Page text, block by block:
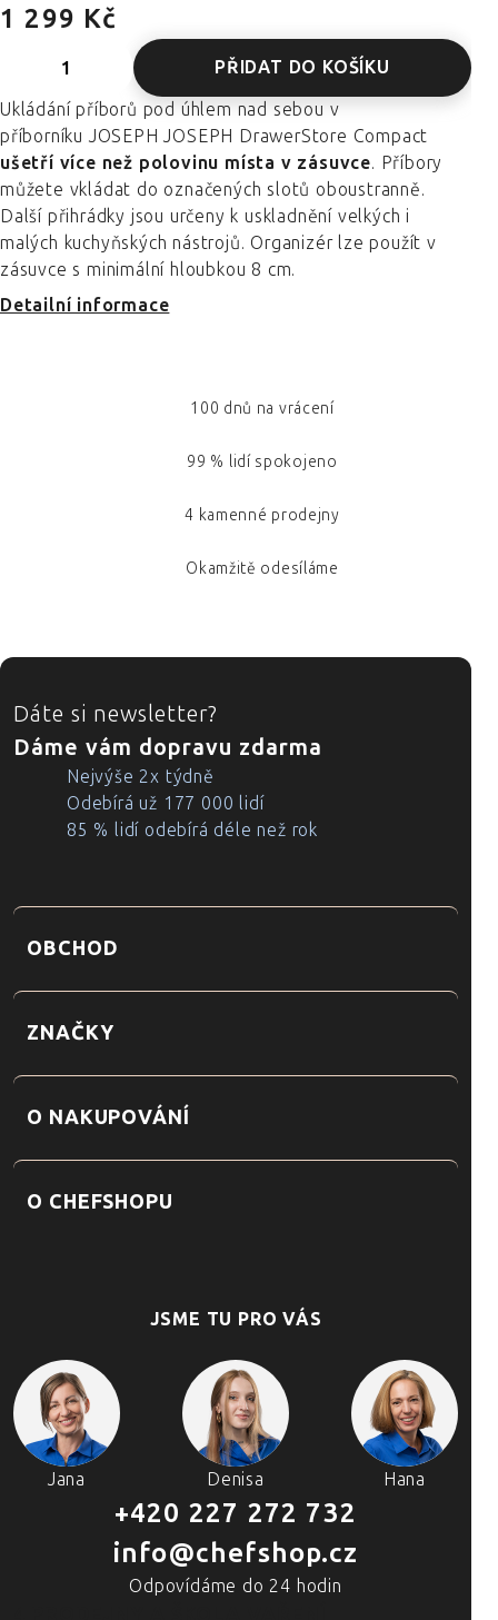
1 299 Kč
PŘIDAT DO KOŠÍKU
Ukládání příborů pod úhlem nad sebou v
příborníku JOSEPH JOSEPH DrawerStore Compact
ušetří více než polovinu místa v zásuvce. Příbory
můžete vkládat do označených slotů oboustranně.
Další přihrádky jsou určeny k uskladnění velkých i
malých kuchyňských nástrojů. Organizér lze použít v
zásuvce s minimální hloubkou 8 cm.
Detailní informace
100 dnů na vrácení
99 % lidí spokojeno
4 kamenné prodejny
Okamžitě odesíláme
ZÁPATÍ
Dáte si newsletter?
Dáme vám dopravu zdarma
Nejvýše 2x týdně
Odebírá už 177 000 lidí
85 % lidí odebírá déle než rok
OBCHOD
ZNAČKY
O NAKUPOVÁNÍ
O CHEFSHOPU
JSME TU PRO VÁS
Jana Denisa Hana
+420 227 272 732
info@chefshop.cz
Odpovídáme do 24 hodin